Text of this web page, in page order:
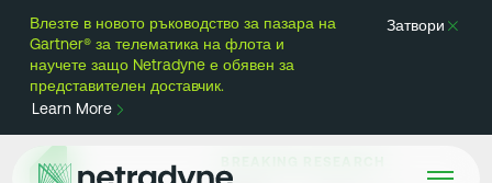
Влезте в новото ръководство за пазара на
Gartner® за телематика на флота и
научете защо Netradyne е обявен за
представителен доставчик.
Learn More
Затвори